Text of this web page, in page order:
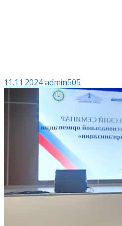
11.11.2024admin505